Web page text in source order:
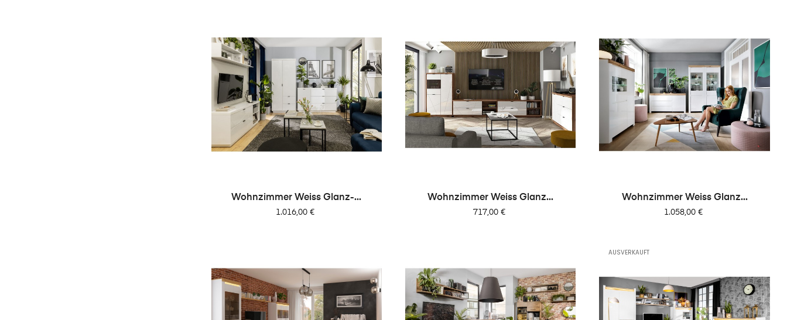
Wohnzimmer Weiss Glanz-...
Preis
1.016,00 €
Wohnzimmer Weiss Glanz...
Preis
717,00 €
Wohnzimmer Weiss Glanz...
Preis
1.058,00 €
AUSVERKAUFT